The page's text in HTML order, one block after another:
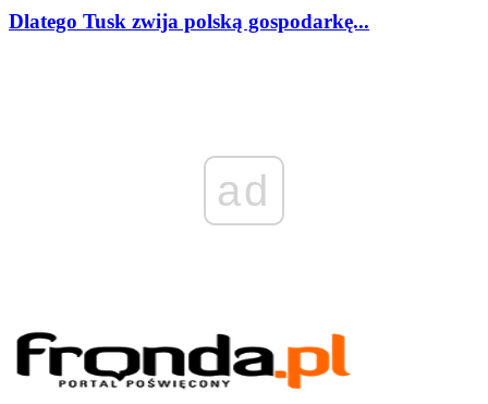
Dlatego Tusk zwija polską gospodarkę...
ad